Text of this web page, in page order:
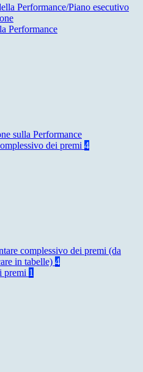
Performance/Piano esecutivo
Performance
sulla Performance
dei premi 4
complessivo dei premi (da
in tabelle) 4
premi 1